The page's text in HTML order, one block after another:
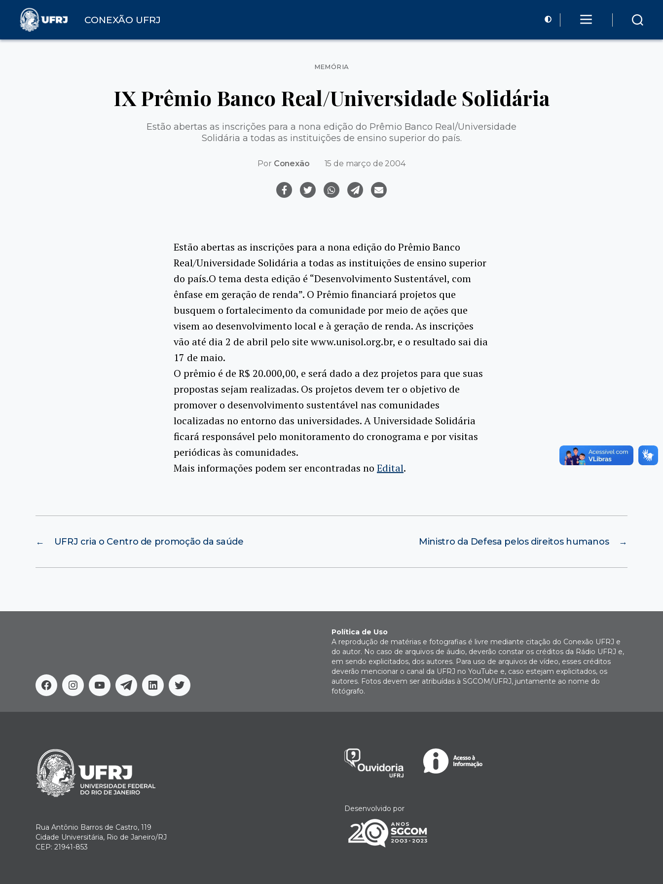
CONEXÃO UFRJ
Categorias
MEMÓRIA
IX Prêmio Banco Real/Universidade Solidária
Estão abertas as inscrições para a nona edição do Prêmio Banco Real/Universidade
Solidária a todas as instituições de ensino superior do país.
Por Conexão 15 de março de 2004
Estão abertas as inscrições para a nona edição do Prêmio Banco
Real/Universidade Solidária a todas as instituições de ensino superior
do país.O tema desta edição é “Desenvolvimento Sustentável, com
ênfase em geração de renda”. O Prêmio financiará projetos que
busquem o fortalecimento da comunidade por meio de ações que
visem ao desenvolvimento local e à geração de renda. As inscrições
vão até dia 2 de abril pelo site www.unisol.org.br, e o resultado sai dia
17 de maio.
O prêmio é de R$ 20.000,00, e será dado a dez projetos para que suas
propostas sejam realizadas. Os projetos devem ter o objetivo de
promover o desenvolvimento sustentável nas comunidades
localizadas no entorno das universidades. A Universidade Solidária
ficará responsável pelo monitoramento do cronograma e por visitas
periódicas às comunidades.
Mais informações podem ser encontradas no Edital.
← UFRJ cria o Centro de promoção da saúde →
Ministro da Defesa pelos direitos humanos
FacebookInstagram
YoutubeTelegramLinkedinTwitter
Política de Uso
A reprodução de matérias e fotografias é livre mediante citação do Conexão UFRJ e
do autor. No caso de arquivos de áudio, deverão constar os créditos da Rádio UFRJ e,
em sendo explicitados, dos autores. Para uso de arquivos de vídeo, esses créditos
deverão mencionar o canal da UFRJ no YouTube e, caso estejam explicitados, os
autores. Fotos devem ser atribuídas à SGCOM/UFRJ, juntamente ao nome do
fotógrafo.
Rua Antônio Barros de Castro, 119
Cidade Universitária, Rio de Janeiro/RJ
CEP: 21941-853
Desenvolvido por